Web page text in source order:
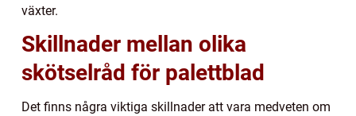
växter.
Skillnader mellan olika
skötselråd för palettblad
Det finns några viktiga skillnader att vara medveten om